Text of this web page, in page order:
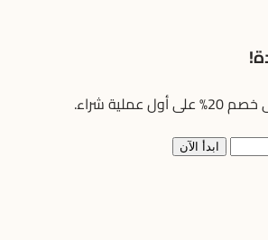
شراء.
ابدأ الآن